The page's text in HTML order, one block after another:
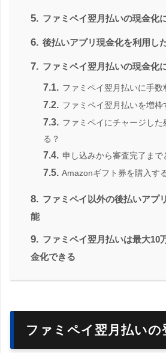
5. ファミペイ翌月払いの現金化
6. 後払いアプリ現金化を利用し
7. ファミペイ翌月払いの現金化
7.1. ファミペイ翌月払いに手数
7.2. ファミペイ翌月払いを増枠
7.3. ファミペイにチャージし
る？
7.4. 申し込みから審査完了まで
7.5. Amazonギフト券を購入す
8. ファミペイ以外の後払いアプ
能
9. ファミペイ翌月払いは最大10
金化できる
ファミペイ翌月払いの